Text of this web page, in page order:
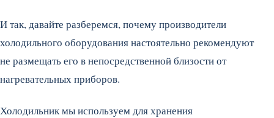
И так, давайте разберемся, почему производители
холодильного оборудования настоятельно рекомендуют
не размещать его в непосредственной близости от
нагревательных приборов.
Холодильник мы используем для хранения